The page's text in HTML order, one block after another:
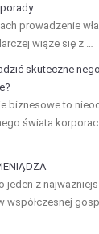
prowadzenie
wiąże się z …
skuteczne
biznesowe to
świata
jeden z
współczesnej